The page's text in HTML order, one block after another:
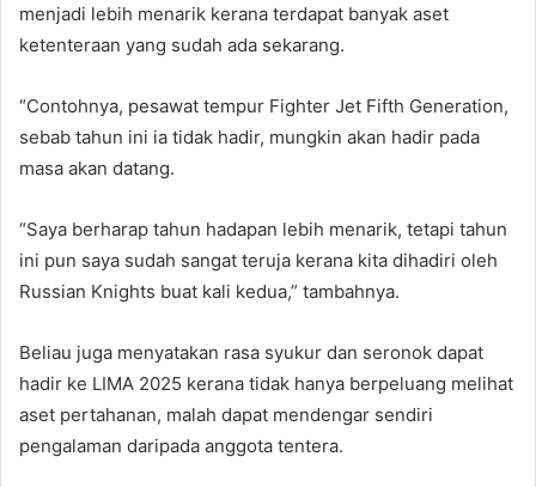
menjadi lebih menarik kerana terdapat banyak aset
ketenteraan yang sudah ada sekarang.
“Contohnya, pesawat tempur Fighter Jet Fifth Generation,
sebab tahun ini ia tidak hadir, mungkin akan hadir pada
masa akan datang.
“Saya berharap tahun hadapan lebih menarik, tetapi tahun
ini pun saya sudah sangat teruja kerana kita dihadiri oleh
Russian Knights buat kali kedua,” tambahnya.
Beliau juga menyatakan rasa syukur dan seronok dapat
hadir ke LIMA 2025 kerana tidak hanya berpeluang melihat
aset pertahanan, malah dapat mendengar sendiri
pengalaman daripada anggota tentera.